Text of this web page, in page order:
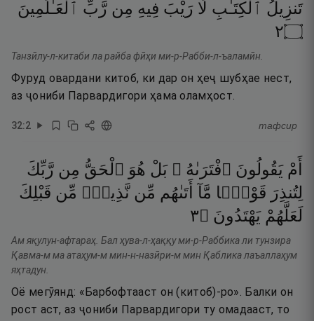
تَنزِيلُ ٱلْكِتَـٰبِ لَا رَيْبَ فِيهِ مِن رَّبِّ ٱلْعَـٰلَمِينَ
۝٢
Танзӣлу-л-китаби ла райба фӣҳи ми-р-Рабби-л-ъаламӣн.
Фуруд овардани китоб, ки дар он ҳеҷ шубҳае нест,
аз ҷониби Парвардигори ҳама оламҳост.
32:2 тафсир
أَمْ يَقُولُونَ ٱفْتَرَىٰهُ ۚ بَلْ هُوَ ٱلْحَقُّ مِن رَّبِّكَ
لِتُنذِرَ قَوْمًۭا مَّآ أَتَىٰهُم مِّن نَّذِيرٍۢ مِّن قَبْلِكَ
لَعَلَّهُمْ يَهْتَدُونَ ۝٣
Ам яқулун-афтараҳ. Бал ҳува-л-ҳаққу ми-р-Раббика ли тунзира
Қавма-м ма атаҳум-м мин-н-назӣри-м мин Қаблика лаъаллаҳум
яҳтадун.
Оё мегӯянд: «Барбофтааст он (китоб)-ро». Балки он
рост аст, аз ҷониби Парвардигори ту омадааст, то